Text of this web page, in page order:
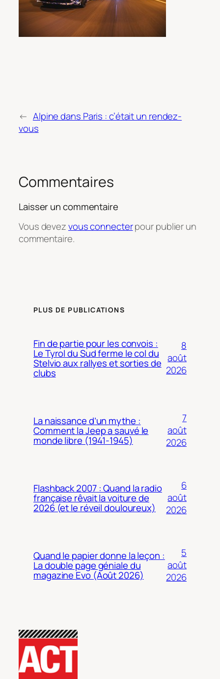
← Alpine dans Paris : c’était un rendez-
vous
Commentaires
Laisser un commentaire
Vous devezvous connecterpour publier un
commentaire.
PLUS DE PUBLICATIONS
Fin de partie pour les convois :
Le Tyrol du Sud ferme le col du
Stelvio aux rallyes et sorties de
clubs
8
août
2026
La naissance d’un mythe :
Comment la Jeep a sauvé le
monde libre (1941-1945)
7
août
2026
Flashback 2007 : Quand la radio
française rêvait la voiture de
2026 (et le réveil douloureux)
6
août
2026
Quand le papier donne la leçon :
La double page géniale du
magazine Evo (Août 2026)
5
août
2026